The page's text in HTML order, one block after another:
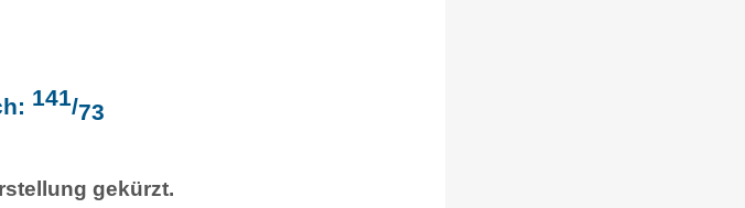
141/73
gekürzt.